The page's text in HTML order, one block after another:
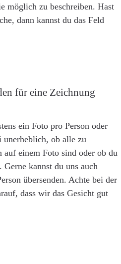
möglich zu beschreiben. Hast
dann kannst du das Feld
für eine Zeichnung
ein Foto pro Person oder
unerheblich, ob alle zu
auf einem Foto sind oder ob du
kannst du uns auch
übersenden. Achte bei der
dass wir das Gesicht gut